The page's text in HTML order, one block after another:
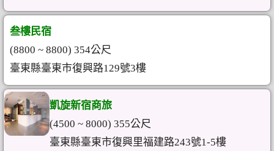
叁樓民宿
(8800 ~ 8800) 354公尺
臺東縣臺東市復興路129號3樓
凱旋新宿商旅
(4500 ~ 8000) 355公尺
臺東縣臺東市復興里福建路243號1-5樓